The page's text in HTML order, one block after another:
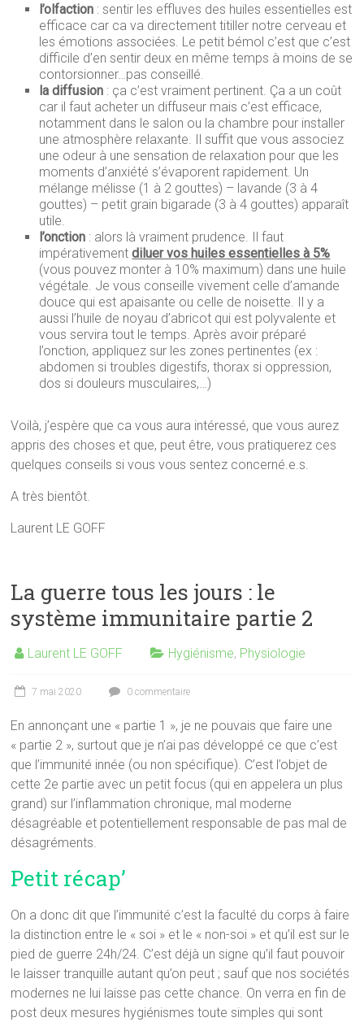
l’olfaction : sentir les effluves des huiles essentielles est
efficace car ca va directement titiller notre cerveau et
les émotions associées. Le petit bémol c’est que c’est
difficile d’en sentir deux en même temps à moins de se
contorsionner…pas conseillé.
la diffusion : ça c’est vraiment pertinent. Ça a un coût
car il faut acheter un diffuseur mais c’est efficace,
notamment dans le salon ou la chambre pour installer
une atmosphère relaxante. Il suffit que vous associez
une odeur à une sensation de relaxation pour que les
moments d’anxiété s’évaporent rapidement. Un
mélange mélisse (1 à 2 gouttes) – lavande (3 à 4
gouttes) – petit grain bigarade (3 à 4 gouttes) apparaît
utile.
l’onction : alors là vraiment prudence. Il faut
impérativementdiluer vos huiles essentielles à 5%
(vous pouvez monter à 10% maximum) dans une huile
végétale. Je vous conseille vivement celle d’amande
douce qui est apaisante ou celle de noisette. Il y a
aussi l’huile de noyau d’abricot qui est polyvalente et
vous servira tout le temps. Après avoir préparé
l’onction, appliquez sur les zones pertinentes (ex :
abdomen si troubles digestifs, thorax si oppression,
dos si douleurs musculaires,…)
Voilà, j’espère que ca vous aura intéressé, que vous aurez
appris des choses et que, peut être, vous pratiquerez ces
quelques conseils si vous vous sentez concerné.e.s.
A très bientôt.
Laurent LE GOFF
La guerre tous les jours : le
système immunitaire partie 2
Laurent LE GOFF Hygiénisme, Physiologie
7 mai 2020 0 commentaire
En annonçant une « partie 1 », je ne pouvais que faire une
« partie 2 », surtout que je n’ai pas développé ce que c’est
que l’immunité innée (ou non spécifique). C’est l’objet de
cette 2e partie avec un petit focus (qui en appelera un plus
grand) sur l’inflammation chronique, mal moderne
désagréable et potentiellement responsable de pas mal de
désagréments.
Petit récap’
On a donc dit que l’immunité c’est la faculté du corps à faire
la distinction entre le « soi » et le « non-soi » et qu’il est sur le
pied de guerre 24h/24. C’est déjà un signe qu’il faut pouvoir
le laisser tranquille autant qu’on peut ; sauf que nos sociétés
modernes ne lui laisse pas cette chance. On verra en fin de
post deux mesures hygiénismes toute simples qui sont